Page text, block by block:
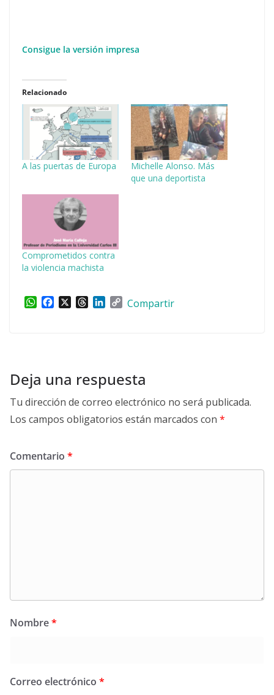
Consigue la versión impresa
Relacionado
A las puertas de Europa
Michelle Alonso. Más
que una deportista
Comprometidos contra
la violencia machista
W
p
p
o
k
X
T
s
L
I
n
C
n
k
Compartir
Deja una respuesta
Tu dirección de correo electrónico no será publicada.
Los campos obligatorios están marcados con *
Comentario *
Nombre*
Correo electrónico *